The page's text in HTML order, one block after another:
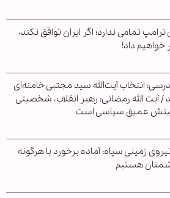
ترامپ تمامی ندارد؛ اگر ایران توافق نکند،
خواهیم داد!
انتخاب آیت‌الله سید مجتبی خامنه‌ای
الله رمضانی: رهبر انقلاب، شخصیتی
بینش عمیق سیاسی است
زمینی سپاه: آماده برخورد با هرگونه
هستیم